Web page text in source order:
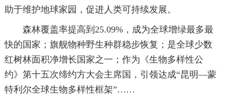
助于维护地球家园，促进人类可持续发展。
森林覆盖率提高到25.09%，成为全球增绿最多最
快的国家；旗舰物种野生种群稳步恢复；是全球少数
红树林面积净增长国家之一；作为《生物多样性公
约》第十五次缔约方大会主席国，引领达成“昆明—蒙
特利尔全球生物多样性框架”……